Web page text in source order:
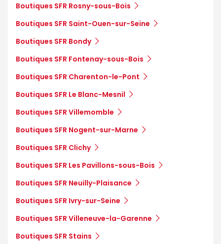
Boutiques SFR Rosny-sous-Bois
Boutiques SFR Saint-Ouen-sur-Seine
Boutiques SFR Bondy
Boutiques SFR Fontenay-sous-Bois
Boutiques SFR Charenton-le-Pont
Boutiques SFR Le Blanc-Mesnil
Boutiques SFR Villemomble
Boutiques SFR Nogent-sur-Marne
Boutiques SFR Clichy
Boutiques SFR Les Pavillons-sous-Bois
Boutiques SFR Neuilly-Plaisance
Boutiques SFR Ivry-sur-Seine
Boutiques SFR Villeneuve-la-Garenne
Boutiques SFR Stains